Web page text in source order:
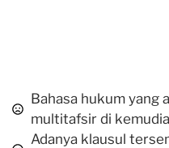
Bahasa hukum yang
multitafsir di
Adanya klausul